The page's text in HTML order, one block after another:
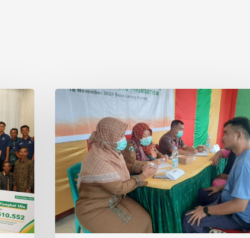
Asian
&
Tanoto
Foundation
Gelar
Sehat
Bersama
di
Desa